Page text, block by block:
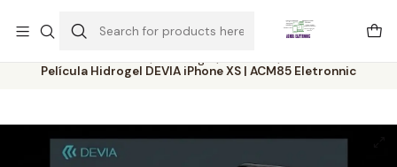
Home Catálogo
Películas
Película Hidrogel DEVIA iPhone XS | ACM85 Eletronnic